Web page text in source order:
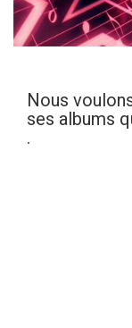
Nous
ses albums
.